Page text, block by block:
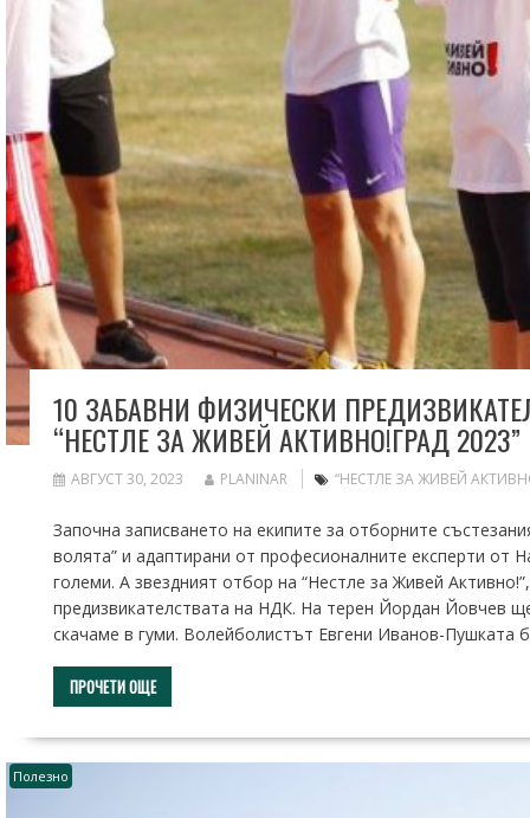
10 ЗАБАВНИ ФИЗИЧЕСКИ
“НЕСТЛЕ ЗА ЖИВЕЙ АКТИВНО!ГРАД 2023”
АВГУСТ 30, 2023 PLANINAR “НЕСТЛЕ ЗА ЖИВЕЙ
Започна записването на екипите за отборните
волята” и адаптирани от професионалните експерти от
големи. А звездният отбор на “Нестле за Живей
предизвикателствата на НДК. На терен Йордан Йовчев
скачаме в гуми. Волейболистът Евгени Иванов-Пушката
ПРОЧЕТИ ОЩЕ
Полезно